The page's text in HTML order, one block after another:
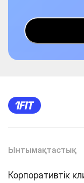
Ынтымақтастық
Корпоративтік